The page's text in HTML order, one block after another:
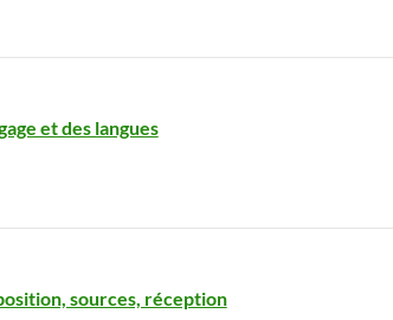
et des langues
sources, réception